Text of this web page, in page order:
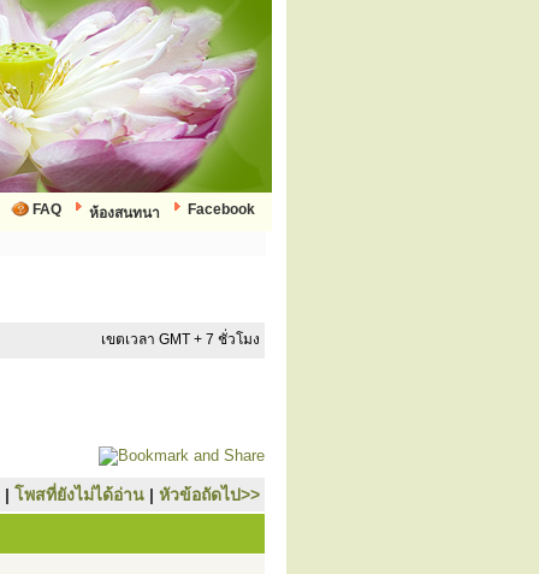
Facebook
ห้องสนทนา
FAQ
เขตเวลา GMT + 7 ชั่วโมง
| โพสที่ยังไม่ได้อ่าน | หัวข้อถัดไป>>